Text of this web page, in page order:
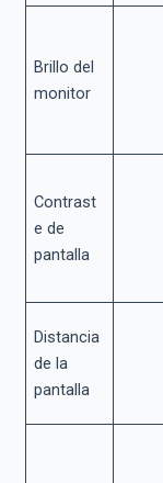
Brillo del
monitor
Contrast
e de
pantalla
Distancia
de la
pantalla